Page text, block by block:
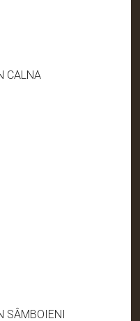
CALNA
SÂMBOIENI